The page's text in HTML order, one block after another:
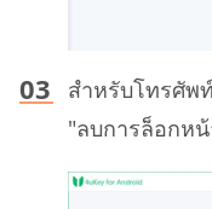
สำหรับโทรศัพ
"ลบการล็อกห